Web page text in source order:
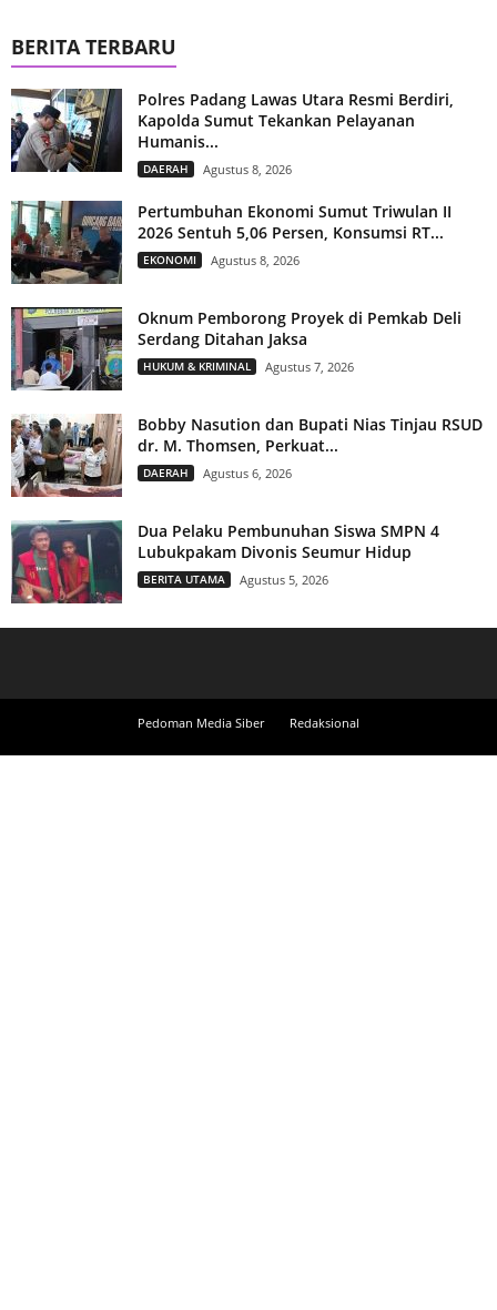
BERITA TERBARU
Polres Padang Lawas Utara Resmi Berdiri,
Kapolda Sumut Tekankan Pelayanan
Humanis...
DAERAH Agustus 8, 2026
Pertumbuhan Ekonomi Sumut Triwulan II
2026 Sentuh 5,06 Persen, Konsumsi RT...
EKONOMI Agustus 8, 2026
Oknum Pemborong Proyek di Pemkab Deli
Serdang Ditahan Jaksa
HUKUM & KRIMINAL Agustus 7, 2026
Bobby Nasution dan Bupati Nias Tinjau RSUD
dr. M. Thomsen, Perkuat...
DAERAH Agustus 6, 2026
Dua Pelaku Pembunuhan Siswa SMPN 4
Lubukpakam Divonis Seumur Hidup
BERITA UTAMA Agustus 5, 2026
Pedoman Media Siber Redaksional